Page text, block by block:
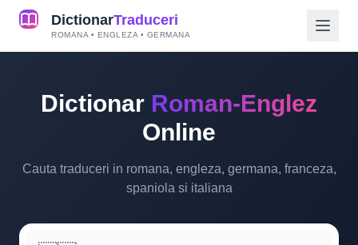
DictionarTraduceri
ROMANA • ENGLEZA • GERMANA
Dictionar Roman-Englez
Online
Cauta traduceri in romana, engleza, germana, franceza,
spaniola si italiana